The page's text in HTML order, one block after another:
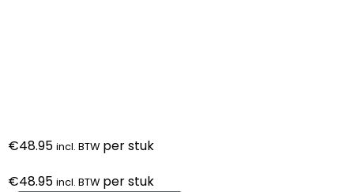
€48.95 incl. BTW per stuk
€48.95 incl. BTW per stuk